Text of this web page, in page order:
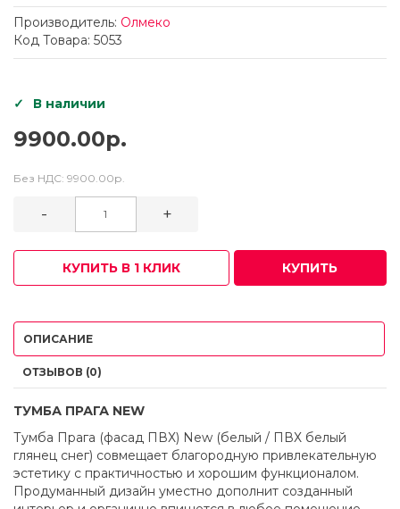
Производитель: Олмеко
Код Товара: 5053
В наличии
9900.00р.
Без НДС: 9900.00р.
- +
КУПИТЬ В 1 КЛИК КУПИТЬ
ОПИСАНИЕ
ОТЗЫВОВ (0)
ТУМБА ПРАГА NEW
Тумба Прага (фасад ПВХ) New (белый / ПВХ белый
глянец снег) совмещает благородную привлекательную
эстетику с практичностью и хорошим функционалом.
Продуманный дизайн уместно дополнит созданный